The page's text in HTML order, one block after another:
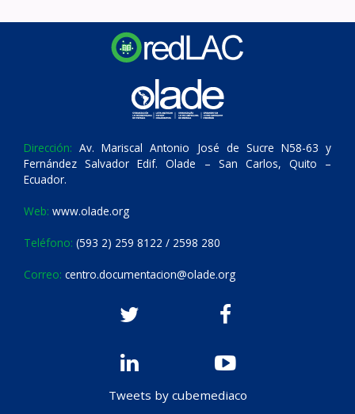
Dirección: Av. Mariscal Antonio José de Sucre N58-63 y
Fernández Salvador Edif. Olade – San Carlos, Quito –
Ecuador.
Web: www.olade.org
Teléfono: (593 2) 259 8122 / 2598 280
Correo: centro.documentacion@olade.org
Tweets by cubemediaco